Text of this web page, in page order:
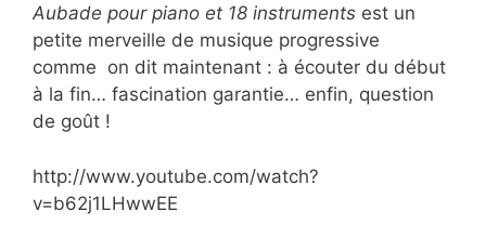
Aubade pour piano et 18 instruments est un
petite merveille de musique progressive
comme on dit maintenant : à écouter du début
à la fin… fascination garantie… enfin, question
de goût !
http://www.youtube.com/watch?
v=b62j1LHwwEE